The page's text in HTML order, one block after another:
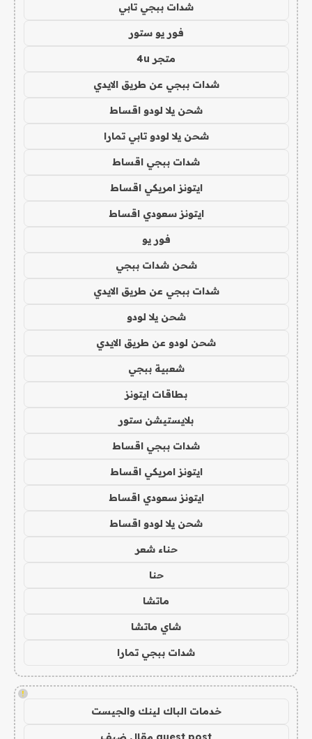
شدات ببجي تابي
فور يو ستور
متجر 4u
شدات ببجي عن طريق الايدي
شحن يلا لودو اقساط
شحن يلا لودو تابي تمارا
شدات ببجي اقساط
ايتونز امريكي اقساط
ايتونز سعودي اقساط
فور يو
شحن شدات ببجي
شدات ببجي عن طريق الايدي
شحن يلا لودو
شحن لودو عن طريق الايدي
شعبية ببجي
بطاقات ايتونز
بلايستيشن ستور
شدات ببجي اقساط
ايتونز امريكي اقساط
ايتونز سعودي اقساط
شحن يلا لودو اقساط
حناء شعر
حنا
ماتشا
شاي ماتشا
شدات ببجي تمارا
!
خدمات الباك لينك والجيست